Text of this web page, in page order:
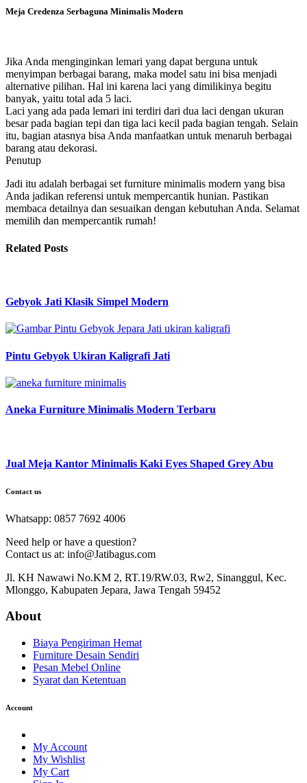
Meja Credenza Serbaguna Minimalis Modern
Jika Anda menginginkan lemari yang dapat berguna untuk
menyimpan berbagai barang, maka model satu ini bisa menjadi
alternative pilihan. Hal ini karena laci yang dimilikinya begitu
banyak, yaitu total ada 5 laci.
Laci yang ada pada lemari ini terdiri dari dua laci dengan ukuran
besar pada bagian tepi dan tiga laci kecil pada bagian tengah. Selain
itu, bagian atasnya bisa Anda manfaatkan untuk menaruh berbagai
barang atau dekorasi.
Penutup
Jadi itu adalah berbagai set furniture minimalis modern yang bisa
Anda jadikan referensi untuk mempercantik hunian. Pastikan
membaca detailnya dan sesuaikan dengan kebutuhan Anda. Selamat
memilih dan mempercantik rumah!
Related Posts
Gebyok Jati Klasik Simpel Modern
Pintu Gebyok Ukiran Kaligrafi Jati
Aneka Furniture Minimalis Modern Terbaru
Jual Meja Kantor Minimalis Kaki Eyes Shaped Grey Abu
Contact us
Whatsapp: 0857 7692 4006
Need help or have a question?
Contact us at: info@Jatibagus.com
Jl. KH Nawawi No.KM 2, RT.19/RW.03, Rw2, Sinanggul, Kec.
Mlonggo, Kabupaten Jepara, Jawa Tengah 59452
About
Biaya Pengiriman Hemat
Furniture Desain Sendiri
Pesan Mebel Online
Syarat dan Ketentuan
Account
My Account
My Wishlist
My Cart